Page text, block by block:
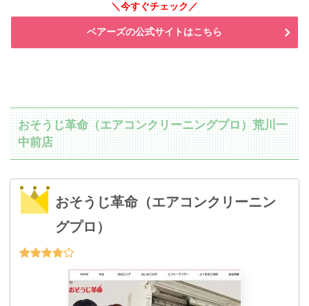
＼今すぐチェック／
ベアーズの公式サイトはこちら
おそうじ革命（エアコンクリーニングプロ）荒川一
中前店
おそうじ革命（エアコンクリーニン
グプロ）